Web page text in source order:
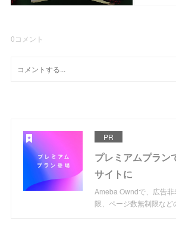
0コメント
PR
プレミアムプラン
サイトに
Ameba Owndで、広告
限、ページ数無制限など